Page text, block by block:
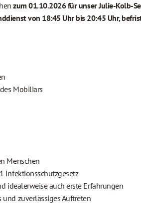
zum 01.10.2026 für unser Julie-Kolb-
von 18:45 Uhr bis 20:45 Uhr,
Mobiliars
Menschen
Infektionsschutzgesetz
idealerweise auch erste Erfahrungen
zuverlässiges Auftreten